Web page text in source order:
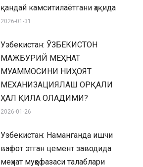
қандай камситилаётгани ҳақида
2026-01-31
Узбекистан: ЎЗБЕКИСТОН
МАЖБУРИЙ МЕҲНАТ
МУАММОСИНИ НИҲОЯТ
МЕХАНИЗАЦИЯЛАШ ОРҚАЛИ
ҲАЛ ҚИЛА ОЛАДИМИ?
2026-01-26
Узбекистан: Наманганда ишчи
вафот этган цемент заводида
меҳнат муҳофазаси талаблари